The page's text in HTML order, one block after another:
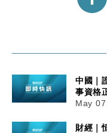
中國｜
事資格
May
財經｜